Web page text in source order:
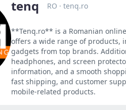
tenq RO · tenq.ro
**Tenq.ro** is a Romanian
offers a wide range of products,
gadgets from top brands.
headphones, and screen
information, and a smooth
fast shipping, and customer
mobile-related products.